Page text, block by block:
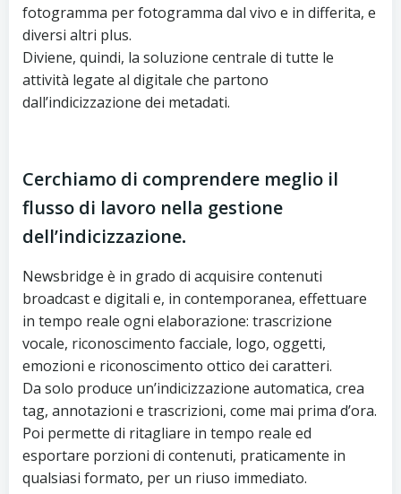
fotogramma per fotogramma dal vivo e in differita, e
diversi altri plus.
Diviene, quindi, la soluzione centrale di tutte le
attività legate al digitale che partono
dall’indicizzazione dei metadati.
Cerchiamo di comprendere meglio il
flusso di lavoro nella gestione
dell’indicizzazione.
Newsbridge è in grado di acquisire contenuti
broadcast e digitali e, in contemporanea, effettuare
in tempo reale ogni elaborazione: trascrizione
vocale, riconoscimento facciale, logo, oggetti,
emozioni e riconoscimento ottico dei caratteri.
Da solo produce un’indicizzazione automatica, crea
tag, annotazioni e trascrizioni, come mai prima d’ora.
Poi permette di ritagliare in tempo reale ed
esportare porzioni di contenuti, praticamente in
qualsiasi formato, per un riuso immediato.